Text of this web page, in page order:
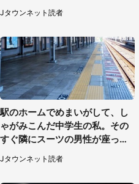
（千葉県・10代女性）
Jタウンネット読者
駅のホームでめまいがして、し
ゃがみこんだ中学生の私。その
すぐ隣にスーツの男性が座って
きて（千葉県・20代女性）
Jタウンネット読者